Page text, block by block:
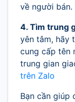
về người bán.
4. Tìm trung
yên tâm, hãy
cung cấp tên
trung gian
trên Zalo
Bạn cần giúp